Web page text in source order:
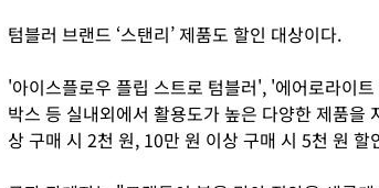
텀블러 브랜드 ‘스탠리’ 제품도 할인 대상이다.
'아이스플로우 플립 스트로 텀블러', '에어로라이
박스 등 실내외에서 활용도가 높은 다양한 제품을
상 구매 시 2천 원, 10만 원 이상 구매 시 5천 원 할